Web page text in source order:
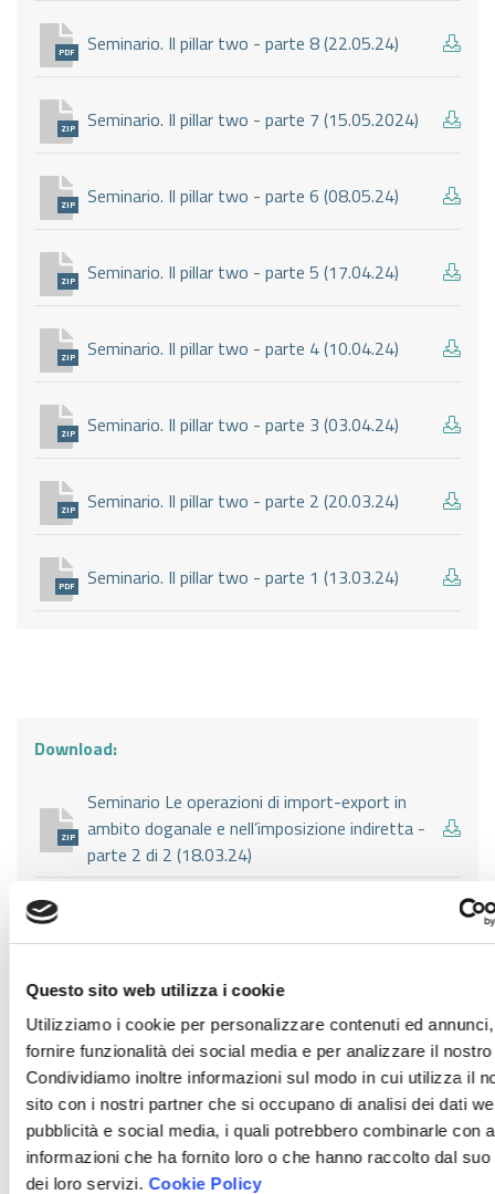
Questo sito web utilizza i cookie
Utilizziamo i cookie per personalizzare contenuti ed
fornire funzionalità dei social media e per analizzare il
Condividiamo inoltre informazioni sul modo in cui utilizza il
sito con i nostri partner che si occupano di analisi dei dati
pubblicità e social media, i quali potrebbero combinarle con
informazioni che ha fornito loro o che hanno raccolto dal
dei loro servizi. Cookie Policy
PDF Seminario. Il pillar two - parte 8 (22.05.24)
ZIP Seminario. Il pillar two - parte 7 (15.05.2024)
ZIP Seminario. Il pillar two - parte 6 (08.05.24)
ZIP Seminario. Il pillar two - parte 5 (17.04.24)
ZIP Seminario. Il pillar two - parte 4 (10.04.24)
ZIP Seminario. Il pillar two - parte 3 (03.04.24)
ZIP Seminario. Il pillar two - parte 2 (20.03.24)
PDF Seminario. Il pillar two - parte 1 (13.03.24)
Download:
ZIP
Seminario Le operazioni di import-export in
ambito doganale e nell’imposizione indiretta -
parte 2 di 2 (18.03.24)
ZIP
Download:
Seminario. Fairness opinion e impairment test